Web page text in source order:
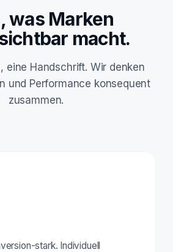
was Marken
macht.
eine Handschrift. Wir denken
und Performance konsequent
zusammen.
stark. Individuell